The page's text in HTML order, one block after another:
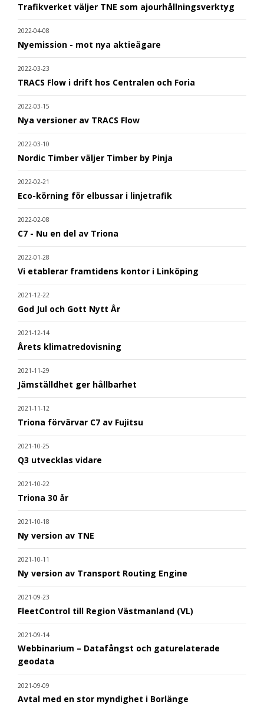
Trafikverket väljer TNE som ajourhållningsverktyg
2022-04-08
Nyemission - mot nya aktieägare
2022-03-23
TRACS Flow i drift hos Centralen och Foria
2022-03-15
Nya versioner av TRACS Flow
2022-03-10
Nordic Timber väljer Timber by Pinja
2022-02-21
Eco-körning för elbussar i linjetrafik
2022-02-08
C7 - Nu en del av Triona
2022-01-28
Vi etablerar framtidens kontor i Linköping
2021-12-22
God Jul och Gott Nytt År
2021-12-14
Årets klimatredovisning
2021-11-29
Jämställdhet ger hållbarhet
2021-11-12
Triona förvärvar C7 av Fujitsu
2021-10-25
Q3 utvecklas vidare
2021-10-22
Triona 30 år
2021-10-18
Ny version av TNE
2021-10-11
Ny version av Transport Routing Engine
2021-09-23
FleetControl till Region Västmanland (VL)
2021-09-14
Webbinarium – Datafångst och gaturelaterade
geodata
2021-09-09
Avtal med en stor myndighet i Borlänge